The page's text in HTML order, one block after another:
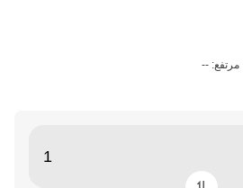
مرتفع: --